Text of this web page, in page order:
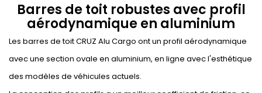
Barres de toit robustes avec profil
aérodynamique en aluminium
Les barres de toit CRUZ Alu Cargo ont un profil aérodynamique
avec une section ovale en aluminium, en ligne avec l'esthétique
des modèles de véhicules actuels.